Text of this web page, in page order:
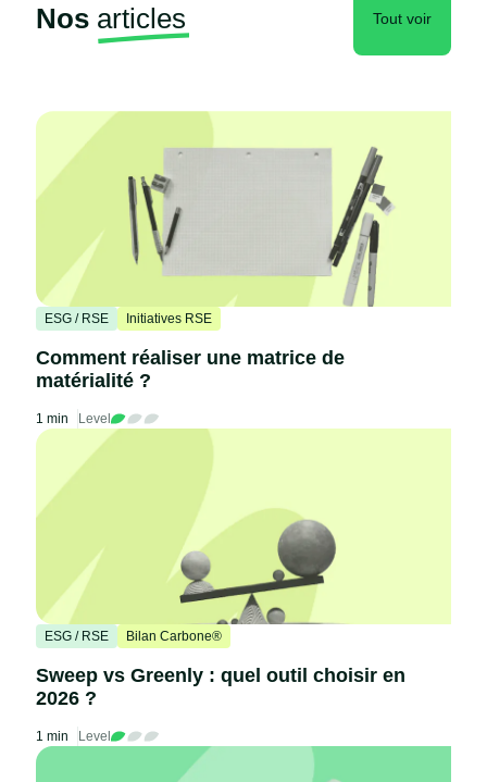
Nos articles Tout voir
ESG / RSE Initiatives RSE
Comment réaliser une matrice de
matérialité ?
1 min Level
ESG / RSE Bilan Carbone®
Sweep vs Greenly : quel outil choisir en
2026 ?
1 min Level